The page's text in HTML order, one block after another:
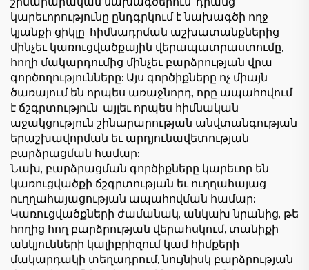
կարեւորությունը ընդգրկում է նախագծի ողջ
կյանքի ցիկլը' հիմնադրման աշխատանքներից
մինչեւ կառուցվածքային վերապատրաստումը,
հողի մակարդումից մինչեւ բարձրության վրա
գործողությունները: Այս գործիքները ոչ միայն
ծառայում են որպես առաջնորդ, որը ապահովում
է ճշգրտություն, այլեւ որպես հիմնական
աջակցություն շինարարության անվտանգության
երաշխավորման եւ արդյունավետության
բարձրացման համար:
Նախ, բարձրացման գործիքները կարեւոր են
կառուցվածքի ճշգրտության եւ ուղղահայաց
ուղղահայացության ապահովման համար:
Կառուցվածքների ժամանակ, անկախ նրանից, թե
հողից հող բարձրության վերահսկում, տանիքի
անկյունների կալիբրիզում կամ հիմքերի
մակարդակի տեղադրում, նույնիսկ բարձրության